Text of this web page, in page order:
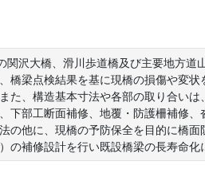
沢大橋、滑川歩道橋及び主要地方道
橋梁点検結果を基に現橋の損傷や変状
た、構造基本寸法や各部の取り合い
下部工断面補修、地覆・防護柵補修
の他に、現橋の予防保全を目的に橋
補修設計を行い既設橋梁の長寿命化